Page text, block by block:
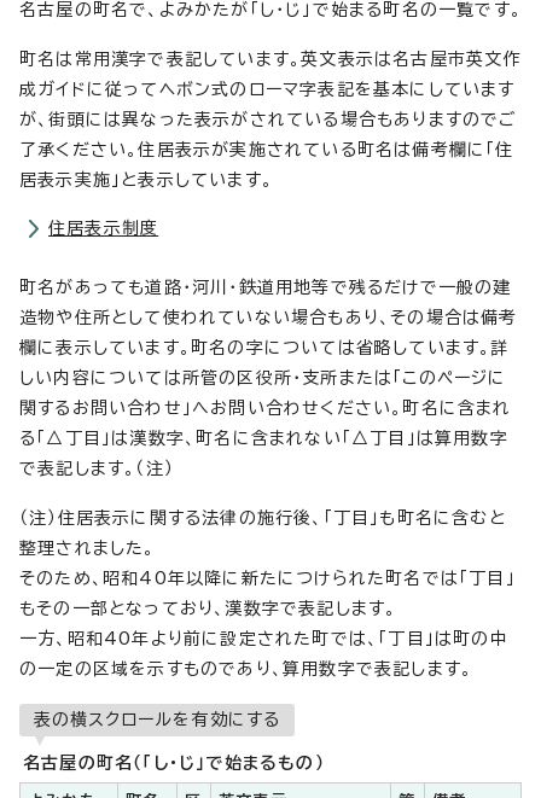
名古屋の町名で、よみかたが「し・じ」で始まる町名の一覧です。
町名は常用漢字で表記しています。英文表示は名古屋市英文作
成ガイドに従ってヘボン式のローマ字表記を基本にしています
が、街頭には異なった表示がされている場合もありますのでご
了承ください。住居表示が実施されている町名は備考欄に「住
居表示実施」と表示しています。
住居表示制度
町名があっても道路・河川・鉄道用地等で残るだけで一般の建
造物や住所として使われていない場合もあり、その場合は備考
欄に表示しています。町名の字については省略しています。詳
しい内容については所管の区役所・支所または「このページに
関するお問い合わせ」へお問い合わせください。町名に含まれ
る「△丁目」は漢数字、町名に含まれない「△丁目」は算用数字
で表記します。（注）
（注）住居表示に関する法律の施行後、「丁目」も町名に含むと
整理されました。
そのため、昭和40年以降に新たにつけられた町名では「丁目」
もその一部となっており、漢数字で表記します。
一方、昭和40年より前に設定された町では、「丁目」は町の中
の一定の区域を示すものであり、算用数字で表記します。
表の横スクロールを有効にする
名古屋の町名（「し・じ」で始まるもの）